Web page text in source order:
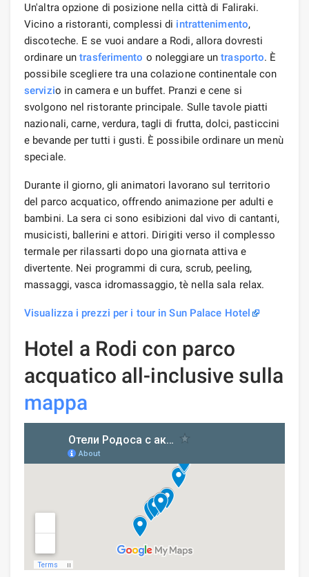
Un'altra opzione di posizione nella città di Faliraki.
Vicino a ristoranti, complessi di intrattenimento,
discoteche. E se vuoi andare a Rodi, allora dovresti
ordinare untrasferimento o noleggiare untrasporto. È
possibile scegliere tra una colazione continentale con
servizio in camera e un buffet. Pranzi e cene si
svolgono nel ristorante principale. Sulle tavole piatti
nazionali, carne, verdura, tagli di frutta, dolci, pasticcini
e bevande per tutti i gusti. È possibile ordinare un menù
speciale.
Durante il giorno, gli animatori lavorano sul territorio
del parco acquatico, offrendo animazione per adulti e
bambini. La sera ci sono esibizioni dal vivo di cantanti,
musicisti, ballerini e attori. Dirigiti verso il complesso
termale per rilassarti dopo una giornata attiva e
divertente. Nei programmi di cura, scrub, peeling,
massaggi, vasca idromassaggio, tè nella sala relax.
Visualizza i prezzi per i tour in Sun Palace Hotel
Hotel a Rodi con parco
acquatico all-inclusive sulla
mappa